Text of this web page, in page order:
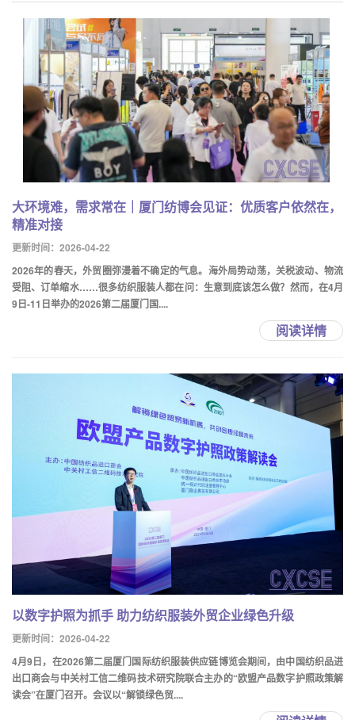
大环境难，需求常在｜厦门纺博会见证：优质客户依然在，
精准对接
更新时间：2026-04-22
2026年的春天，外贸圈弥漫着不确定的气息。海外局势动荡，关税波动、物流
受阻、订单缩水……很多纺织服装人都在问：生意到底该怎么做？然而，在4月
9日-11日举办的2026第二届厦门国....
阅读详情
以数字护照为抓手 助力纺织服装外贸企业绿色升级
更新时间：2026-04-22
4月9日，在2026第二届厦门国际纺织服装供应链博览会期间，由中国纺织品进
出口商会与中关村工信二维码技术研究院联合主办的“欧盟产品数字护照政策解
读会”在厦门召开。会议以“解锁绿色贸....